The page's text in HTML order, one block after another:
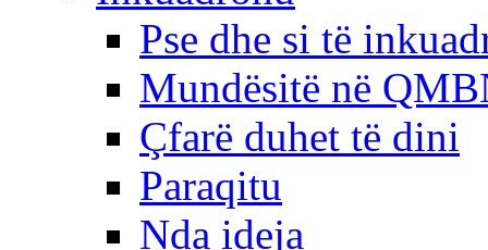
Pse dhe si të
Mundësitë në
Çfarë duhet të dini
Paraqitu
Nda ideja